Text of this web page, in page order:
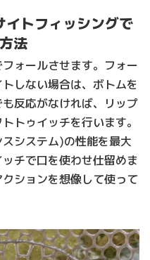
イトフィッシングで
法
ォールさせます。フォー
しない場合は、ボトムを
反応がなければ、リップ
トゥイッチを行います。
システム)の性能を最大
チで口を使わせ仕留めま
ションを想像して使って